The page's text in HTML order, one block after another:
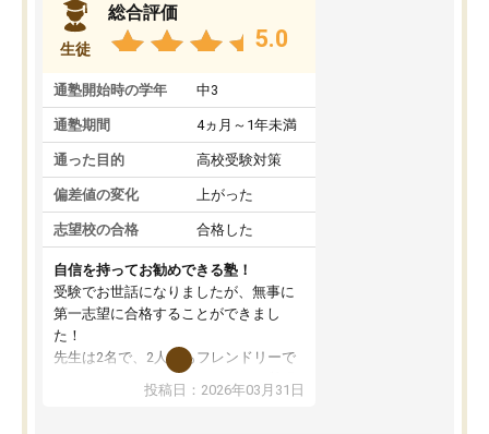
生徒
総合評価
5.0
通塾開始時の学年 中3
通塾期間 4ヵ月～1年未満
通った目的 高校受験対策
偏差値の変化 上がった
志望校の合格 合格した
自信を持ってお勧めできる塾！
受験でお世話になりましたが、無事に
第一志望に合格することができまし
た！
先生は2名で、2人ともフレンドリーで
優しいです！分からないところも質問
しやすく、苦手分野をしっかり克服す
投稿日：2026年03月31日